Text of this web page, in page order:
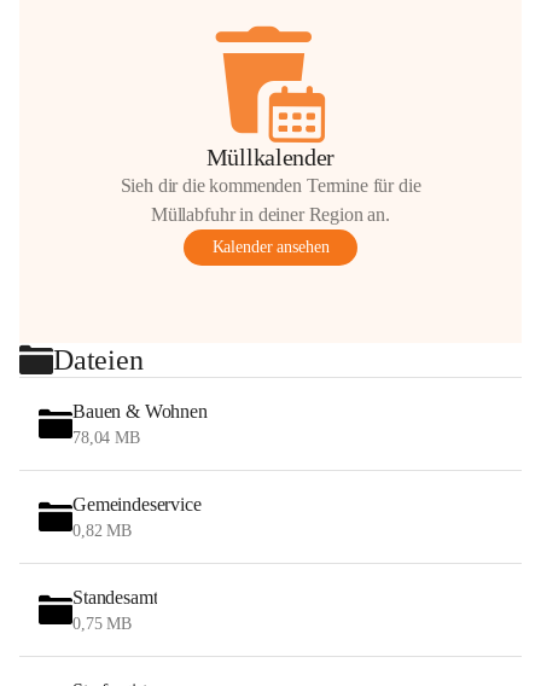
Müllkalender
Sieh dir die kommenden Termine für die
Müllabfuhr in deiner Region an.
Kalender ansehen
Dateien
Bauen & Wohnen
78,04 MB
Gemeindeservice
0,82 MB
Standesamt
0,75 MB